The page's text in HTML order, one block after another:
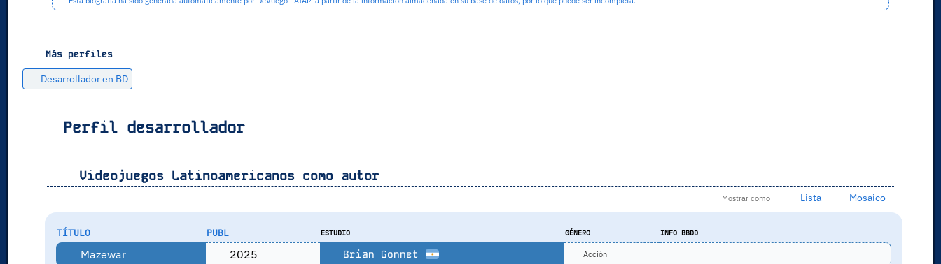
Más perfiles
Desarrollador en BD
Perfil desarrollador
Videojuegos Latinoamericanos como autor
Mostrar como Lista Mosaico
TÍTULO PUBL ESTUDIO GÉNERO INFO BBDD
Mazewar 2025 Brian Gonnet Acción